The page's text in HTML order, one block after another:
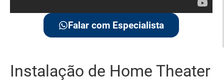
Falar com Especialista
Instalação de Home Theater